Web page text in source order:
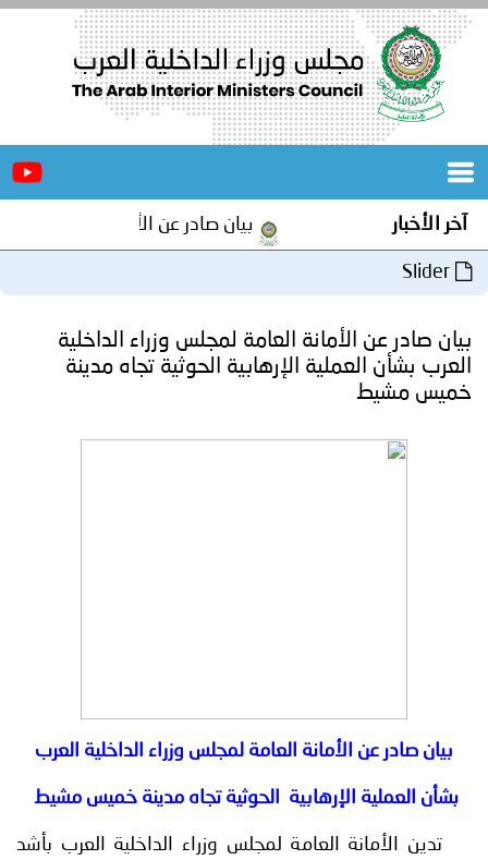
الرئيسية
المجلس
مؤتمرات
و
اجتماعات
جهود
وبرامج
نحن
اتصل
بنا
آخر الأخبار بيان صادر عن الأمانة العامة لمجلس
Slider
بيان صادر عن الأمانة العامة لمجلس وزراء الداخلية
العرب بشأن العملية الإرهابية الحوثية تجاه مدينة
خميس مشيط
بيان صادر عن الأمانة العامة لمجلس وزراء الداخلية العرب
بشأن العملية الإرهابية الحوثية تجاه مدينة خميس مشيط
تدين الأمانة العامة لمجلس وزراء الداخلية العرب بأشد